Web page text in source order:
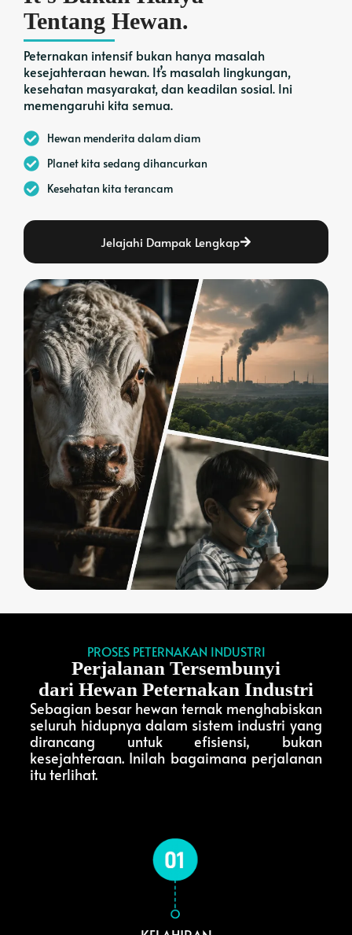
Tentang Hewan.
Peternakan intensif bukan hanya masalah
kesejahteraan hewan. It’s masalah lingkungan,
kesehatan masyarakat, dan keadilan sosial. Ini
memengaruhi kita semua.
Hewan menderita dalam diam
Planet kita sedang dihancurkan
Kesehatan kita terancam
Jelajahi Dampak Lengkap
PROSES PETERNAKAN INDUSTRI
Perjalanan Tersembunyi
dari Hewan Peternakan Industri
Sebagian besar hewan ternak menghabiskan
seluruh hidupnya dalam sistem industri yang
dirancang untuk efisiensi, bukan
kesejahteraan. Inilah bagaimana perjalanan
itu terlihat.